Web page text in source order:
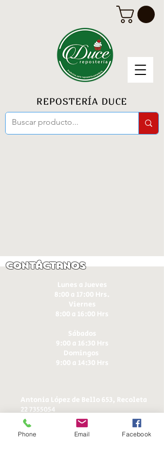
REPOSTERÍA DUCE
Contáctanos
Lunes a Jueves
8:00 a 17:00 Hrs.
Viernes
8:00 a 16:00 Hrs​
Sábados
9:00 a 16:30 Hrs
Domingos
9:00 a 14:30 Hrs
Antonia López de Bello 653, Recoleta
22 7355054
22 7375725
+56 9 75224598
ducereposteria@gmail.com
Phone Email Facebook